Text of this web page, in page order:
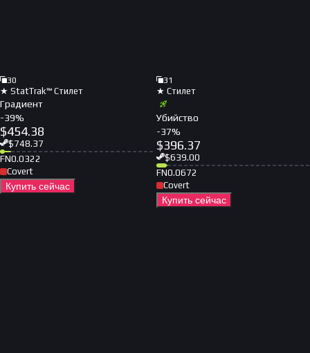
30
★ StatTrak™ Стилет
Градиент
-39%
$454.38
$748.37
FN0.0322
Covert
Купить сейчас
31
★ Стилет
Убийство
-37%
$396.37
$639.00
FN0.0672
Covert
Купить сейчас